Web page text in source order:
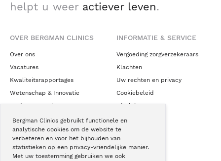
Bergman Clinics gebruikt functionele en
analytische cookies om de website te
verbeteren en voor het bijhouden van
statistieken op een privacy-vriendelijke manier.
Met uw toestemming gebruiken we ook
helpt u weer actiever leven.
OVER BERGMAN CLINICS
Over ons
Vacatures
Kwaliteitsrapportages
Wetenschap & Innovatie
Medezeggenschap
ZKN Algemene Voorwaarden
INFORMATIE & SERVICE
Vergoeding zorgverzekeraars
Klachten
Uw rechten en privacy
Cookiebeleid
Disclaimer
NIEUWS & CONTACT